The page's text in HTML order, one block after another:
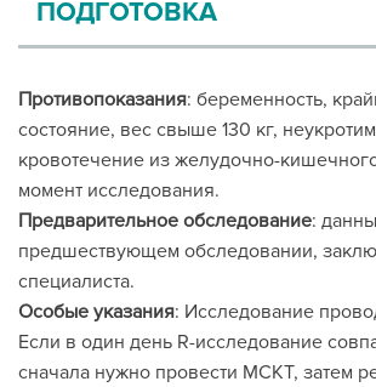
ПОДГОТОВКА
Противопоказания: беременность,
состояние, вес свыше 130 кг,
кровотечение из желудочно-
момент исследования.
Предварительное обследование:
предшествующем обследовании,
специалиста.
Особые указания: Исследование
Если в один день R-исследование
сначала нужно провести МСКТ, затем